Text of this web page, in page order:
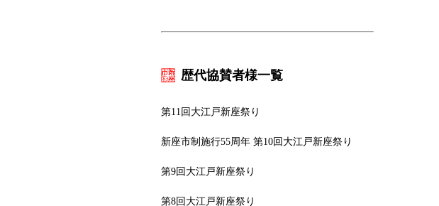
歴代協賛者様一覧
第11回大江戸新座祭り
新座市制施行55周年 第10回大江戸新座祭り
第9回大江戸新座祭り
第8回大江戸新座祭り